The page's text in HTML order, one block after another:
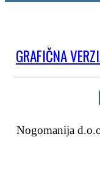
GRAFIČNA
Nogomanija